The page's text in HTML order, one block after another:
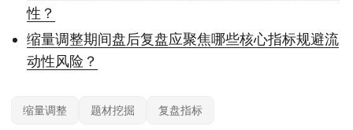
性？
缩量调整期间盘后复盘应聚焦哪些核心指标规避流
动性风险？
缩量调整 题材挖掘 复盘指标